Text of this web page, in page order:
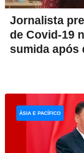
Jornalista
de Covid-19
sumida após
ÁSIA E PACÍFICO